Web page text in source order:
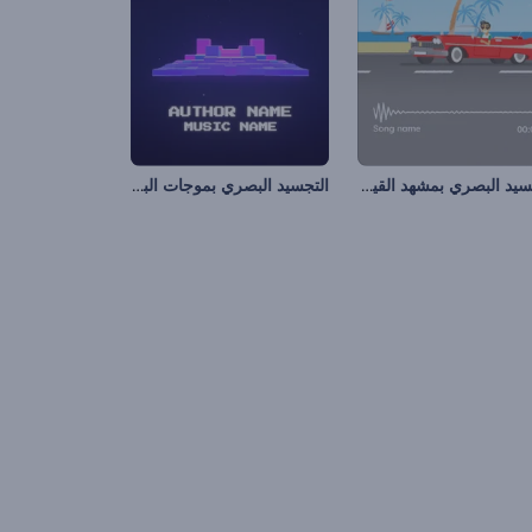
التجسيد البصري بمشهد القيادة التجسيد البصري بموجات البكسل